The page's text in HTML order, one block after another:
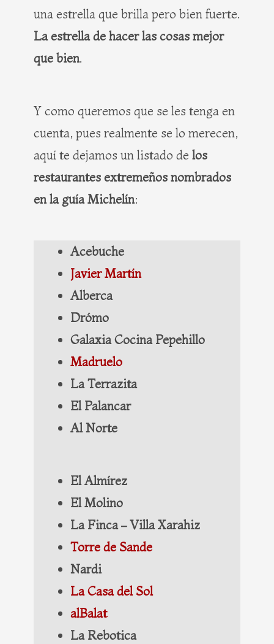
una estrella que brilla pero bien fuerte.
La estrella de hacer las cosas mejor
que bien.
Y como queremos que se les tenga en
cuenta, pues realmente se lo merecen,
aquí te dejamos un listado de los
restaurantes extremeños nombrados
en la guía Michelín:
Acebuche
Javier Martín
Alberca
Drómo
Galaxia Cocina Pepehillo
Madruelo
La Terrazita
El Palancar
Al Norte
El Almírez
El Molino
La Finca – Villa Xarahiz
Torre de Sande
Nardi
La Casa del Sol
alBalat
La Rebotica